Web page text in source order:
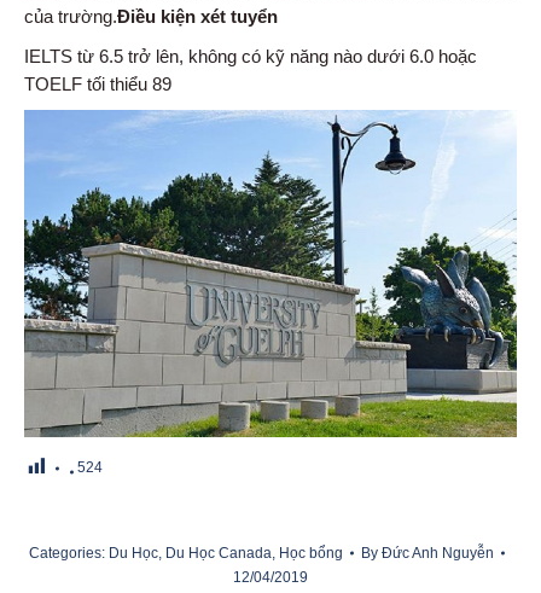
của trường.Điều kiện xét tuyển
IELTS từ 6.5 trở lên, không có kỹ năng nào dưới 6.0 hoặc
TOELF tối thiểu 89
524
Categories: Du Học, Du Học Canada, Học bổng By Đức Anh Nguyễn
12/04/2019